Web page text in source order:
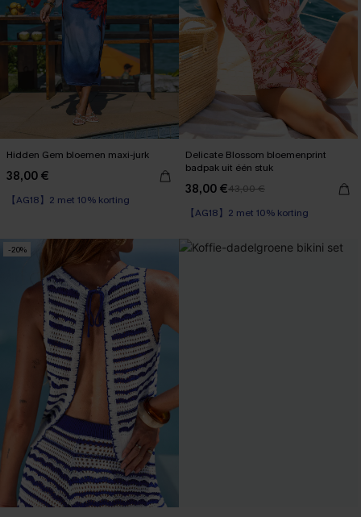
Hidden Gem bloemen maxi-jurk
38,00 €
【AG18】2 met 10% korting
Delicate Blossom bloemenprint
badpak uit één stuk
38,00 €43,00 €
【AG18】2 met 10% korting
Corrigerend badpak
-20%